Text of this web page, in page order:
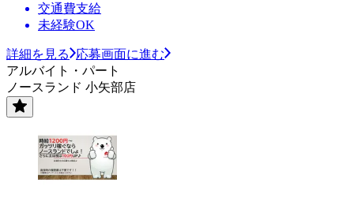
交通費支給
未経験OK
詳細を見る
応募画面に進む
アルバイト・パート
ノースランド 小矢部店